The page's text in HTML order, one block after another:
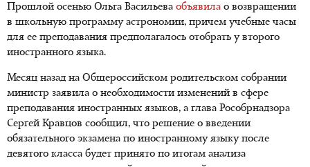
Прошлой осенью Ольга Васильева объявила о возвращении
в школьную программу астрономии, причем учебные часы
для ее преподавания предполагалось отобрать у второго
иностранного языка.
Месяц назад на Общероссийском родительском собрании
министр заявила о необходимости изменений в сфере
преподавания иностранных языков, а глава Рособрнадзора
Сергей Кравцов сообщил, что решение о введении
обязательного экзамена по иностранному языку после
девятого класса будет принято по итогам анализа